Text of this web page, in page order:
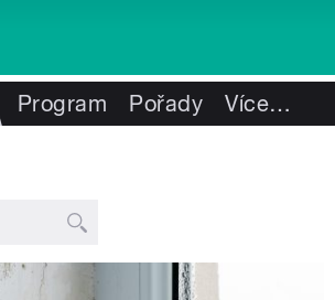
Program Pořady Více…